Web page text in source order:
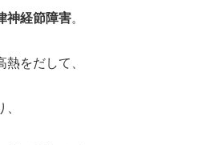
神経節障害。
をだして、